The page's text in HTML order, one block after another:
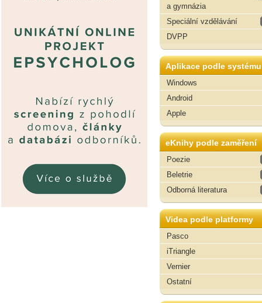
a gymnázia
Speciální vzdělávání
DVPP
Aplikace podle systému
Windows
Android
Apple
eKnihy podle zaměření
Poezie
Beletrie
Odborná literatura
Videa podle platformy
Pasco
iTriangle
Vernier
Ostatní